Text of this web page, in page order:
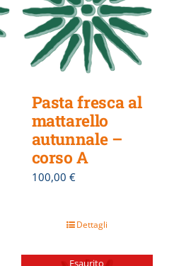
Pasta fresca al
mattarello
autunnale –
corso A
100,00 €
Dettagli
Esaurito